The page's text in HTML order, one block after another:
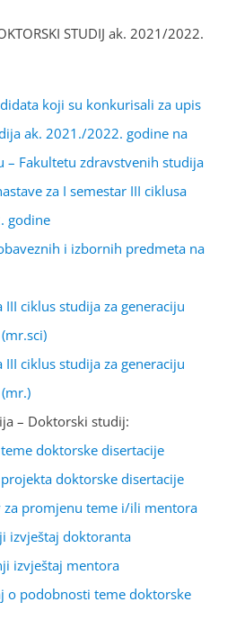
STUDIJ ak. 2021/2022.
koji su konkurisali za upis
ak. 2021./2022. godine na
– Fakultetu zdravstvenih studija
za I semestar III ciklusa
godine
i izbornih predmeta na
ciklus studija za generaciju
ciklus studija za generaciju
– Doktorski studij:
doktorske disertacije
doktorske disertacije
za promjenu teme i/ili mentora
izvještaj doktoranta
izvještaj mentora
o podobnosti teme doktorske